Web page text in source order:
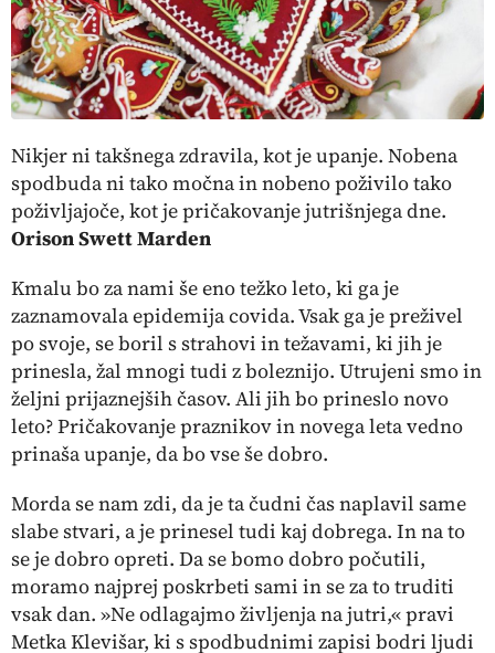
Nikjer ni takšnega zdravila, kot je upanje. Nobena
spodbuda ni tako močna in nobeno poživilo tako
poživljajoče, kot je pričakovanje jutrišnjega dne.
Orison Swett Marden
Kmalu bo za nami še eno težko leto, ki ga je
zaznamovala epidemija covida. Vsak ga je preživel
po svoje, se boril s strahovi in težavami, ki jih je
prinesla, žal mnogi tudi z boleznijo. Utrujeni smo in
željni prijaznejših časov. Ali jih bo prineslo novo
leto? Pričakovanje praznikov in novega leta vedno
prinaša upanje, da bo vse še dobro.
Morda se nam zdi, da je ta čudni čas naplavil same
slabe stvari, a je prinesel tudi kaj dobrega. In na to
se je dobro opreti. Da se bomo dobro počutili,
moramo najprej poskrbeti sami in se za to truditi
vsak dan. »Ne odlagajmo življenja na jutri,« pravi
Metka Klevišar, ki s spodbudnimi zapisi bodri ljudi